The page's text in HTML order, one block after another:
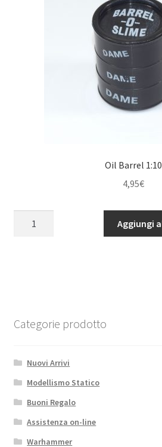
Oil Barrel 1:10
4,95€
Aggiungi
Categorie prodotto
Nuovi Arrivi
Modellismo Statico
Buoni Regalo
Assistenza on-line
Warhammer